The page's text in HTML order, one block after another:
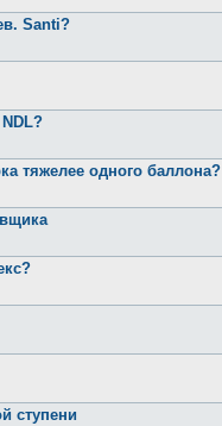
Santi?
тяжелее одного баллона?
ступени